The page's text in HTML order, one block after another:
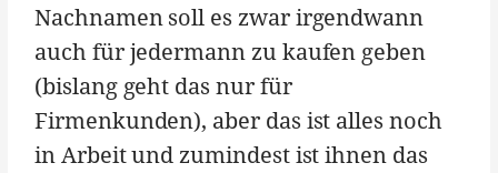
Nachnamen soll es zwar irgendwann
auch für jedermann zu kaufen geben
(bislang geht das nur für
Firmenkunden), aber das ist alles noch
in Arbeit und zumindest ist ihnen das